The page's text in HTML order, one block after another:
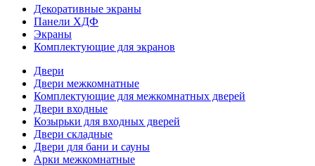
Декоративные экраны
Панели ХДФ
Экраны
Комплектующие для экранов
Двери
Двери межкомнатные
Комплектующие для межкомнатных дверей
Двери входные
Козырьки для входных дверей
Двери складные
Двери для бани и сауны
Арки межкомнатные